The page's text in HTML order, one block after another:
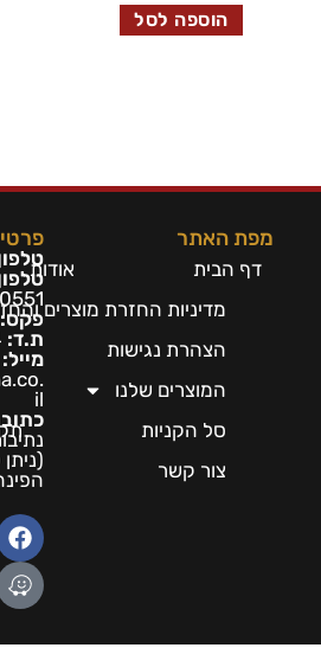
הוספה לסל
מפת האתר
דף הבית
אודות
מדיניות החזרת מוצרים
הצהרת נגישות
המוצרים שלנו
סל הקניות
צור קשר
0551
פקס:
ת.ד:
מייל:
il